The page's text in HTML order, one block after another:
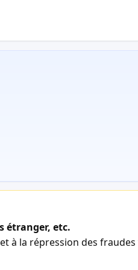
étranger, etc.
à la répression des fraudes